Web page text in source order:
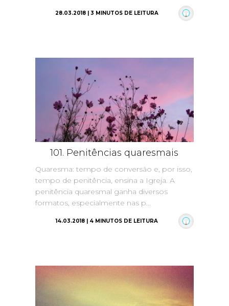
28.03.2018 | 3 MINUTOS DE LEITURA
101. Penitências quaresmais
Quaresma: tempo de conversão e, por isso,
tempo de penitência, ensina a Igreja. A
penitência quaresmal ganha diversos
formatos, especialmente nas p...
14.03.2018 | 4 MINUTOS DE LEITURA